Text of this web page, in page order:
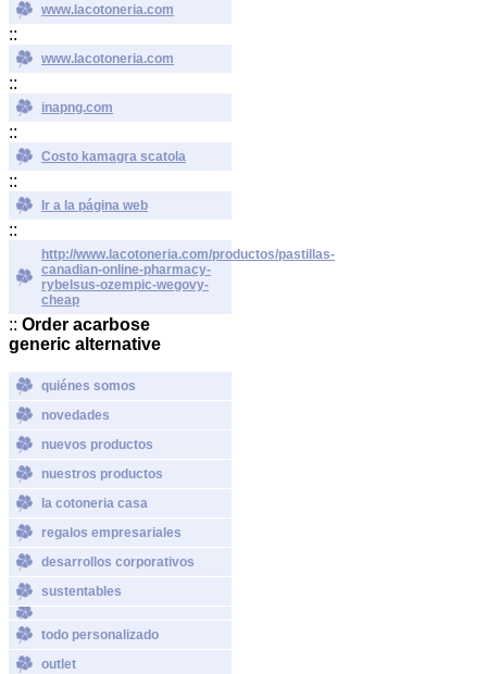
www.lacotoneria.com
::
www.lacotoneria.com
::
inapng.com
::
Costo kamagra scatola
::
Ir a la página web
::
http://www.lacotoneria.com/productos/pastillas-
canadian-online-pharmacy-
rybelsus-ozempic-wegovy-
cheap
:: Order acarbose
generic alternative
quiénes somos
novedades
nuevos productos
nuestros productos
la cotoneria casa
regalos empresariales
desarrollos corporativos
sustentables
todo personalizado
outlet